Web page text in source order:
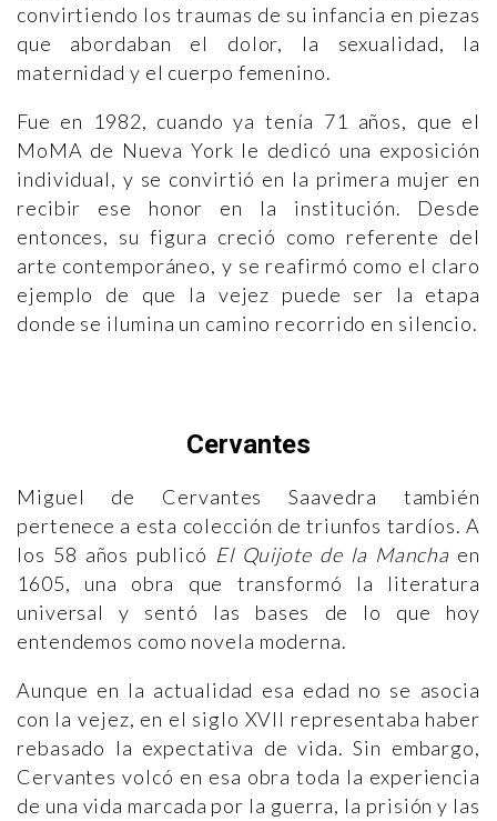
convirtiendo los traumas de su infancia en piezas
que abordaban el dolor, la sexualidad, la
maternidad y el cuerpo femenino.
Fue en 1982, cuando ya tenía 71 años, que el
MoMA de Nueva York le dedicó una exposición
individual, y se convirtió en la primera mujer en
recibir ese honor en la institución. Desde
entonces, su figura creció como referente del
arte contemporáneo, y se reafirmó como el claro
ejemplo de que la vejez puede ser la etapa
donde se ilumina un camino recorrido en silencio.
Cervantes
Miguel de Cervantes Saavedra también
pertenece a esta colección de triunfos tardíos. A
los 58 años publicó El Quijote de la Mancha en
1605, una obra que transformó la literatura
universal y sentó las bases de lo que hoy
entendemos como novela moderna.
Aunque en la actualidad esa edad no se asocia
con la vejez, en el siglo XVII representaba haber
rebasado la expectativa de vida. Sin embargo,
Cervantes volcó en esa obra toda la experiencia
de una vida marcada por la guerra, la prisión y las